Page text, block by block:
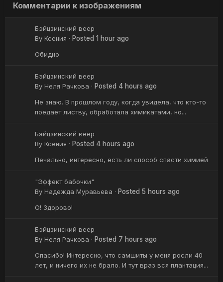
Комментарии к изображениям
Бэйцзинский веер
By Ксения · Posted 1 hour ago
Обидно
Бэйцзинский веер
By Неля Рачкова · Posted 4 hours ago
Не знаю. В прошлом году, когда увидела, что кто-то
поедает листву, обработала химикатами, но...
Бэйцзинский веер
By Ксения · Posted 4 hours ago
Печально, интересно, есть ли способ спасти химией
"Эффект бабочки"
By Надежда Муравьева · Posted 5 hours ago
О! Здорово!
Бэйцзинский веер
By Неля Рачкова · Posted 7 hours ago
Спасибо! Интересно, что самшиты у меня росли 40
лет, и ничего их не брало. И тут враз вся плантация...